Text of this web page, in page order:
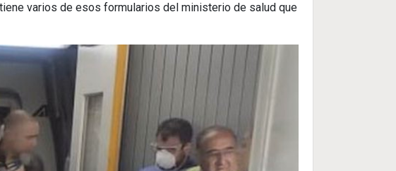
varios de esos formularios del ministerio de salud que